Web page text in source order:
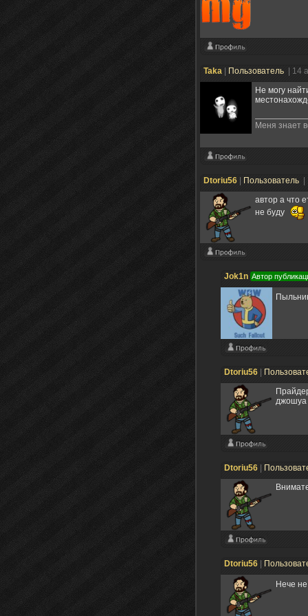
Taka Пользователь
| 14
Не могу
Меня знает
Dtoriu56 Пользователь
автор а что
не буду
Jok1n Автор
Dtoriu56
джошуа
Dtoriu56
Dtoriu56
Нече